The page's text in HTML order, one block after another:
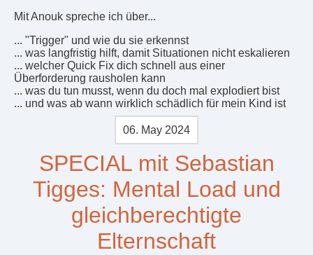
Mit Anouk spreche ich über...
... "Trigger" und wie du sie erkennst
... was langfristig hilft, damit Situationen nicht eskalieren
... welcher Quick Fix dich schnell aus einer
Überforderung rausholen kann
... was du tun musst, wenn du doch mal explodiert bist
... und was ab wann wirklich schädlich für mein Kind ist
06. May 2024
SPECIAL mit Sebastian
Tigges: Mental Load und
gleichberechtigte
Elternschaft